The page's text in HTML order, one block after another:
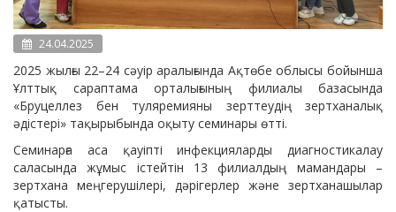
24.04.2025
2025 жылғы 22–24 сәуір аралығында Ақтөбе облысы бойынша
Ұлттық сараптама орталығының филиалы базасында
«Бруцеллез бен туляремияны зерттеудің зертханалық
әдістері» тақырыбында оқыту семинары өтті.
Семинарға аса қауіпті инфекцияларды диагностикалау
саласында жұмыс істейтін 13 филиалдың мамандары –
зертхана меңгерушілері, дәрігерлер және зертханашылар
қатысты.